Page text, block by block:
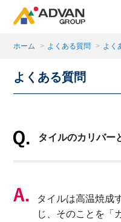
商品ページにある「お
商品がここに表示され
ホーム > よくある質問 > よく
よくある質問
タイルのカリバー
タイルは高温焼成
じ、そのことを「